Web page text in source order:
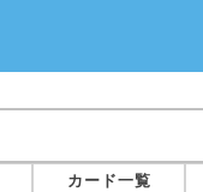
カード一覧